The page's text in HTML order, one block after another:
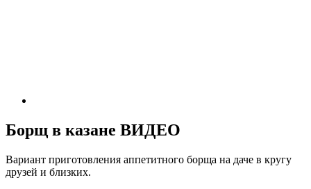
Борщ в казане ВИДЕО
Вариант приготовления аппетитного борща на даче в кругу
друзей и близких.